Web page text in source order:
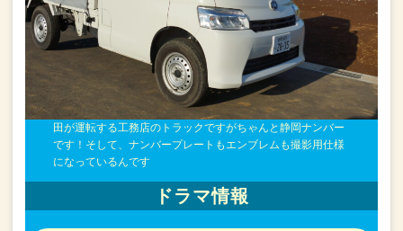
田が運転する工務店のトラックですがちゃんと静岡ナンバー
です！ そして、ナンバープレートもエンブレムも撮影用仕様
になっているんです
ドラマ情報